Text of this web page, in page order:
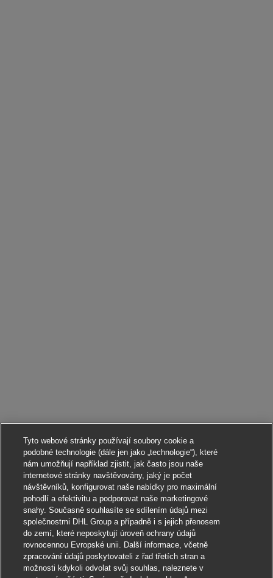
Tyto webové stránky používají soubory cookie a
podobné technologie (dále jen jako „technologie“), které
nám umožňují například zjistit, jak často jsou naše
internetové stránky navštěvovány, jaký je počet
návštěvníků, konfigurovat naše nabídky pro maximální
pohodlí a efektivitu a podporovat naše marketingové
snahy. Současně souhlasíte se sdílením údajů mezi
společnostmi DHL Group a případně i s jejich přenosem
do zemí, které neposkytují úroveň ochrany údajů
rovnocennou Evropské unii. Další informace, včetně
zpracování údajů poskytovateli z řad třetích stran a
možnosti kdykoli odvolat svůj souhlas, naleznete v